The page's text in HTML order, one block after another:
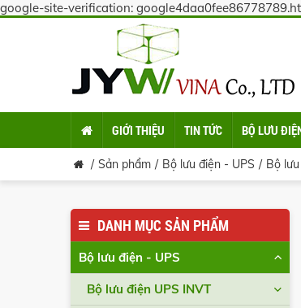
google-site-verification:
GIỚI THIỆU TIN TỨC BỘ LƯU
Sản phẩm Bộ lưu điện - UPS Bộ
DANH MỤC SẢN PHẨM
Bộ lưu điện - UPS
Bộ lưu điện UPS INVT